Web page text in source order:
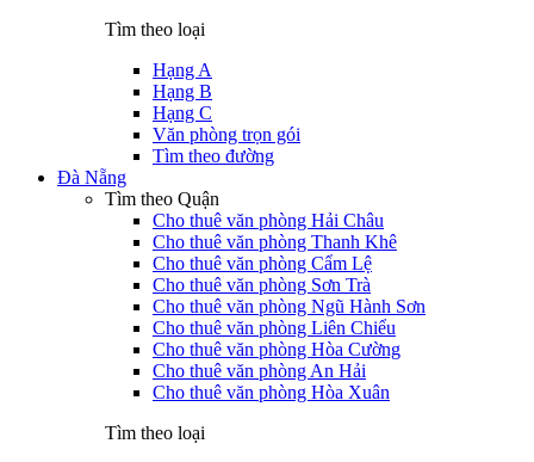
Tìm theo loại
Hạng A
Hạng B
Hạng C
Văn phòng trọn gói
Tìm theo đường
Đà Nẵng
Tìm theo Quận
Cho thuê văn phòng Hải Châu
Cho thuê văn phòng Thanh Khê
Cho thuê văn phòng Cẩm Lệ
Cho thuê văn phòng Sơn Trà
Cho thuê văn phòng Ngũ Hành Sơn
Cho thuê văn phòng Liên Chiểu
Cho thuê văn phòng Hòa Cường
Cho thuê văn phòng An Hải
Cho thuê văn phòng Hòa Xuân
Tìm theo loại